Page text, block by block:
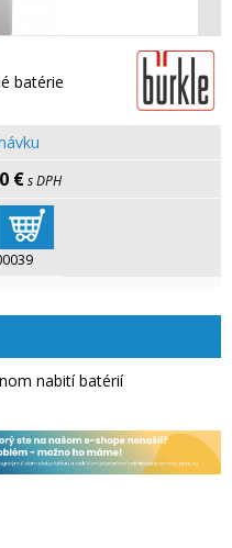
batérie
€s DPH
nabití batérií